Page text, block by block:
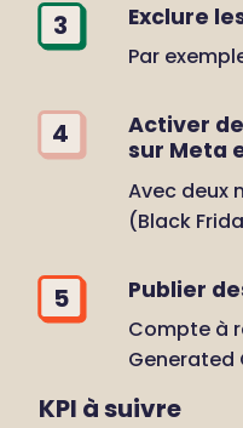
3 Exclure
Par
4
Activer
sur Meta
Avec deux
(Black
5 Publier
Compte à
Generated
KPI à suivre